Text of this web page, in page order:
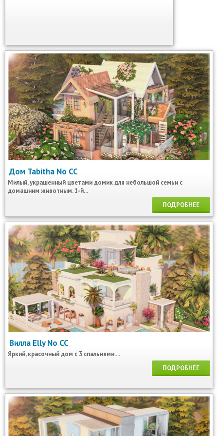
Дом Tabitha No CC
Милый, украшенный цветами домик для небольшой семьи с
домашним животным. 1-й...
ПОДРОБНЕЕ
Вилла Elly No CC
Яркий, красочный дом с 3 спальнями....
ПОДРОБНЕЕ